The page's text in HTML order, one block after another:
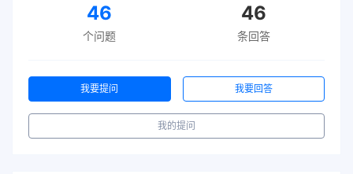
46
个问题
46
条回答
我要提问 我要回答
我的提问